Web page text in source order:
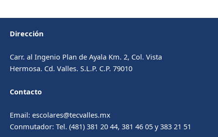
Dirección
Carr. al Ingenio Plan de Ayala Km. 2, Col. Vista
Hermosa. Cd. Valles. S.L.P. C.P. 79010
Contacto
Email: escolares@tecvalles.mx
Conmutador: Tel. (481) 381 20 44, 381 46 05 y 383 21 51